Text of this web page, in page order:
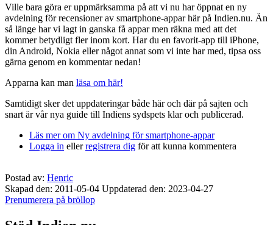
Ville bara göra er uppmärksamma på att vi nu har öppnat en ny
avdelning för recensioner av smartphone-appar här på Indien.nu. Än
så länge har vi lagt in ganska få appar men räkna med att det
kommer betydligt fler inom kort. Har du en favorit-app till iPhone,
din Android, Nokia eller något annat som vi inte har med, tipsa oss
gärna genom en kommentar nedan!
Apparna kan man läsa om här!
Samtidigt sker det uppdateringar både här och där på sajten och
snart är vår nya guide till Indiens sydspets klar och publicerad.
Läs merom Ny avdelning för smartphone-appar
Logga in ellerregistrera dig för att kunna kommentera
Postad av: Henric
Skapad den: 2011-05-04 Uppdaterad den: 2023-04-27
Prenumerera på bröllop